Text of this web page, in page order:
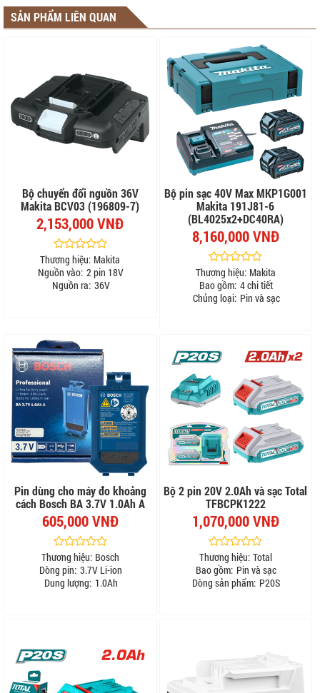
SẢN PHẨM LIÊN QUAN
Bộ chuyển đổi nguồn 36V
Makita BCV03 (196809-7)
2,153,000 VNĐ
Thương hiệu: Makita
Nguồn vào: 2 pin 18V
Nguồn ra: 36V
Bộ pin sạc 40V Max MKP1G001
Makita 191J81-6
(BL4025x2+DC40RA)
8,160,000 VNĐ
Thương hiệu: Makita
Bao gồm: 4 chi tiết
Chủng loại: Pin và sạc
Pin dùng cho máy đo khoảng
cách Bosch BA 3.7V 1.0Ah A
605,000 VNĐ
Thương hiệu: Bosch
Dòng pin: 3.7V Li-ion
Dung lượng: 1.0Ah
Bộ 2 pin 20V 2.0Ah và sạc Total
TFBCPK1222
1,070,000 VNĐ
Thương hiệu: Total
Bao gồm: Pin và sạc
Dòng sản phẩm: P20S